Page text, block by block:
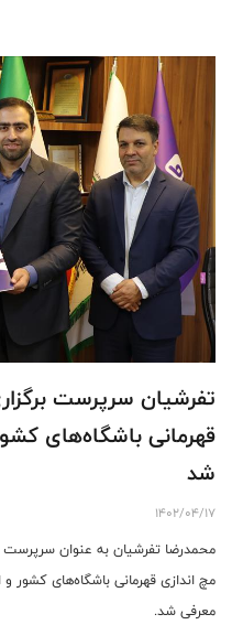
تفرشیان سرپرست
قهرمانی باشگاه‌های
شد
1402/04/17
محمدرضا تفرشیان به عنوان
مچ اندازی قهرمانی باشگاه‌های
معرفی شد.